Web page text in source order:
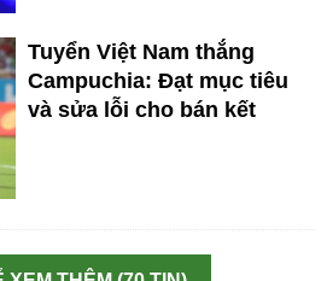
Tuyển Việt Nam thắng
Campuchia: Đạt mục tiêu
và sửa lỗi cho bán kết